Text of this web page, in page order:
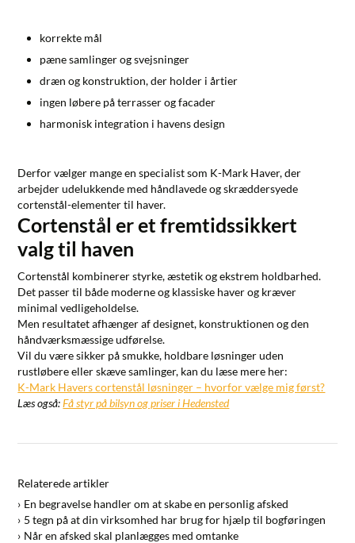
korrekte mål
pæne samlinger og svejsninger
dræn og konstruktion, der holder i årtier
ingen løbere på terrasser og facader
harmonisk integration i havens design
Derfor vælger mange en specialist som K-Mark Haver, der
arbejder udelukkende med håndlavede og skræddersyede
cortenstål-elementer til haver.
Cortenstål er et fremtidssikkert
valg til haven
Cortenstål kombinerer styrke, æstetik og ekstrem holdbarhed.
Det passer til både moderne og klassiske haver og kræver
minimal vedligeholdelse.
Men resultatet afhænger af designet, konstruktionen og den
håndværksmæssige udførelse.
Vil du være sikker på smukke, holdbare løsninger uden
rustløbere eller skæve samlinger, kan du læse mere her:
K-Mark Havers cortenstål løsninger – hvorfor vælge mig først?
Læs også:Få styr på bilsyn og priser i Hedensted
Relaterede artikler
En begravelse handler om at skabe en personlig afsked
5 tegn på at din virksomhed har brug for hjælp til bogføringen
Når en afsked skal planlægges med omtanke